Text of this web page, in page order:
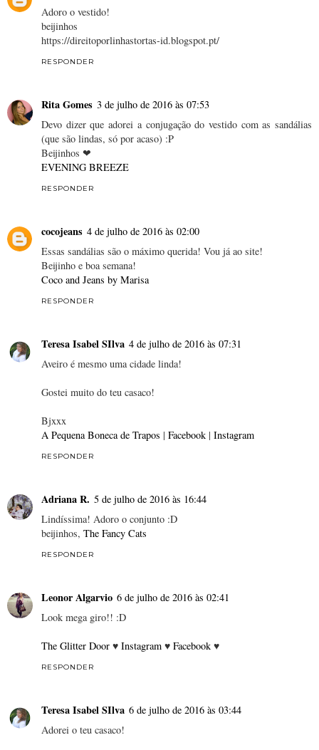
Adoro o vestido!
beijinhos
https://direitoporlinhastortas-id.blogspot.pt/
RESPONDER
Rita Gomes 3 de julho de 2016 às 07:53
Devo dizer que adorei a conjugação do vestido com as sandálias
(que são lindas, só por acaso) :P
Beijinhos ❤
EVENING BREEZE
RESPONDER
cocojeans 4 de julho de 2016 às 02:00
Essas sandálias são o máximo querida! Vou já ao site!
Beijinho e boa semana!
Coco and Jeans by Marisa
RESPONDER
Teresa Isabel SIlva 4 de julho de 2016 às 07:31
Aveiro é mesmo uma cidade linda!
Gostei muito do teu casaco!
Bjxxx
A Pequena Boneca de Trapos | Facebook | Instagram
RESPONDER
Adriana R. 5 de julho de 2016 às 16:44
Lindíssima! Adoro o conjunto :D
beijinhos, The Fancy Cats
RESPONDER
Leonor Algarvio 6 de julho de 2016 às 02:41
Look mega giro!! :D
The Glitter Door ♥ Instagram ♥ Facebook ♥
RESPONDER
Teresa Isabel SIlva 6 de julho de 2016 às 03:44
Adorei o teu casaco!